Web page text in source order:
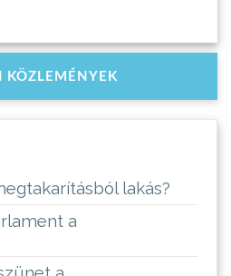
KÖZLEMÉNYEK
lakás?
a